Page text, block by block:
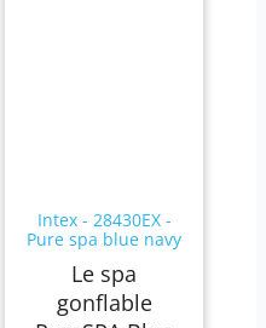
Intex - 28430EX -
Pure spa blue navy
Le spa
gonflable